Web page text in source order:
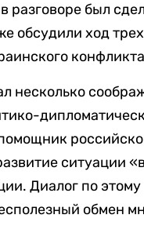
разговоре был
обсудили ход
несколько
ситуации
Диалог по
обмен